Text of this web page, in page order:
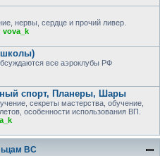
нервы, сердце и прочий ливер.
vova_k
все аэроклубы РФ
спорт, Планеры, Шары
секреты мастерства, обучение,
особенности использования ВП.
ВС